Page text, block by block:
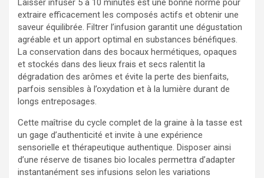
extraire efficacement les composés actifs et obtenir une
saveur équilibrée. Filtrer l’infusion garantit une dégustation
agréable et un apport optimal en substances bénéfiques.
La conservation dans des bocaux hermétiques, opaques
et stockés dans des lieux frais et secs ralentit la
dégradation des arômes et évite la perte des bienfaits,
parfois sensibles à l’oxydation et à la lumière durant de
longs entreposages.
Cette maîtrise du cycle complet de la graine à la tasse est
un gage d’authenticité et invite à une expérience
sensorielle et thérapeutique authentique. Disposer ainsi
d’une réserve de tisanes bio locales permettra d’adapter
instantanément ses infusions selon les variations